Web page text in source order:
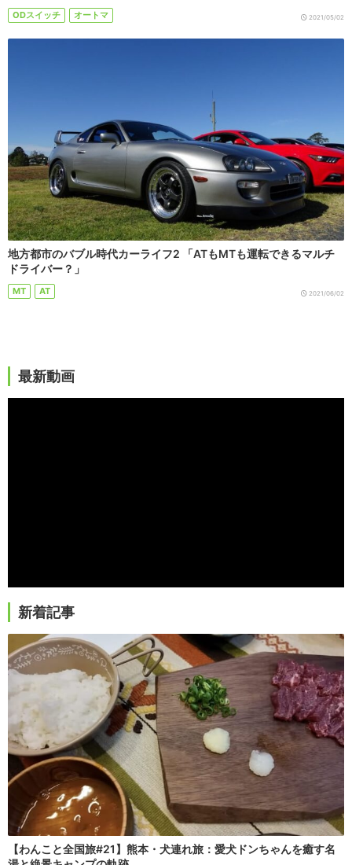
ODスイッチ オートマ 2021/05/02
地方都市のバブル時代カーライフ2 「ATもMTも運転できるマルチ
ドライバー？」
MT AT 2021/06/02
最新動画
新着記事
【わんこと全国旅#21】熊本・犬連れ旅：愛犬ドンちゃんを癒す名